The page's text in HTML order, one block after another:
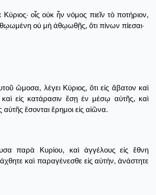
Κύριος· οἷς οὐκ ἦν νόμος πιεῖν τὸ ποτήριον,
οὐ μὴ ἀθῳωθῇς, ὅτι πίνων πίεσαι·
ὤμοσα, λέγει Κύριος, ὅτι εἰς ἄβατον καὶ
καὶ εἰς κατάρασιν ἔσῃ ἐν μέσῳ αὐτῆς, καὶ
αὐτῆς ἔσονται ἔρημοι εἰς αἰῶνα.
παρὰ Κυρίου, καὶ ἀγγέλους εἰς ἔθνη
καὶ παραγένεσθε εἰς αὐτήν, ἀνάστητε